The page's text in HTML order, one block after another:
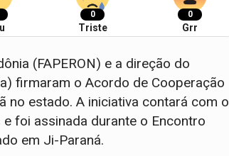
0
Triste
0
Grr
(FAPERON) e a direção do
firmaram o Acordo de Cooperação
no estado. A iniciativa contará com o
foi assinada durante o Encontro
em Ji-Paraná.